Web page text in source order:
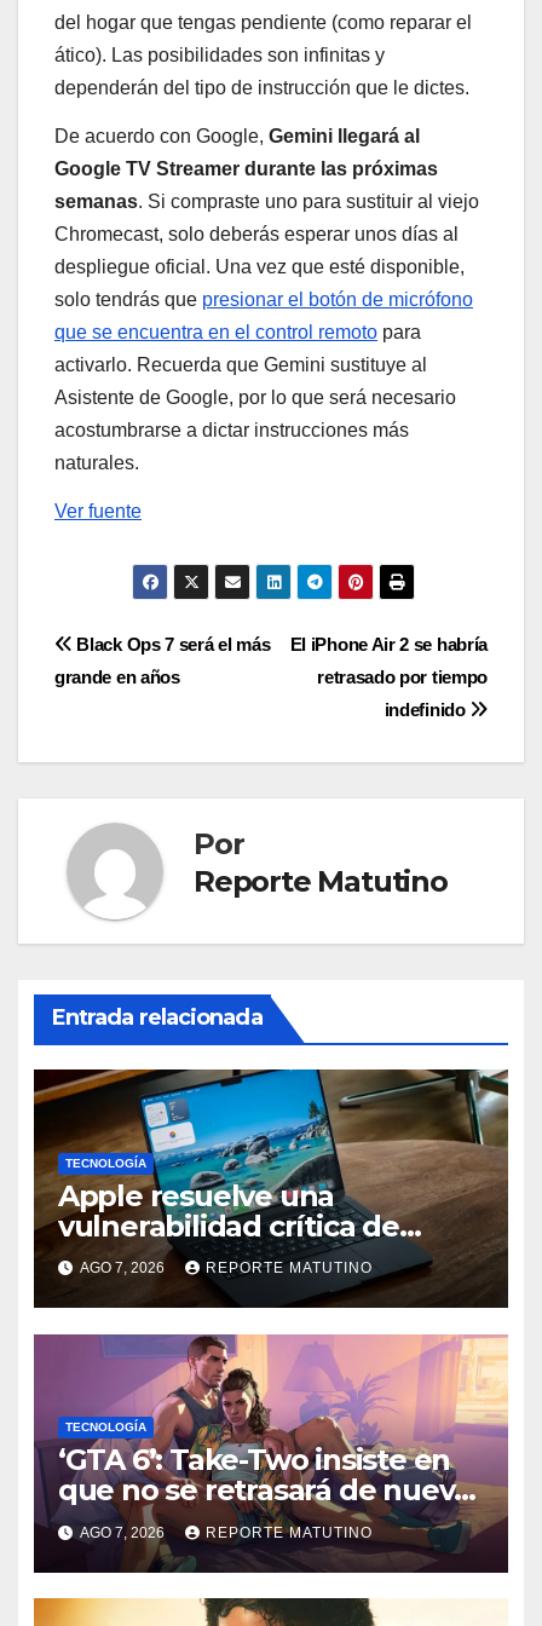
del hogar que tengas pendiente (como reparar el
ático). Las posibilidades son infinitas y
dependerán del tipo de instrucción que le dictes.
De acuerdo con Google, Gemini llegará al
Google TV Streamer durante las próximas
semanas. Si compraste uno para sustituir al viejo
Chromecast, solo deberás esperar unos días al
despliegue oficial. Una vez que esté disponible,
solo tendrás que presionar el botón de micrófono
que se encuentra en el control remoto para
activarlo. Recuerda que Gemini sustituye al
Asistente de Google, por lo que será necesario
acostumbrarse a dictar instrucciones más
naturales.
Ver fuente
Navegación
de
entradas
El iPhone Air 2 se habría
retrasado por tiempo
indefinido
Black Ops 7 será el más
grande en años
Por
Reporte Matutino
Entrada relacionada
TECNOLOGÍA
Apple resuelve una
vulnerabilidad crítica de
macOS: actualiza tu Mac
ahora
AGO 7, 2026 REPORTE MATUTINO
TECNOLOGÍA
‘GTA 6’: Take-Two insiste en
que no se retrasará de nuevo
y quiere que tú también
confíes
AGO 7, 2026 REPORTE MATUTINO